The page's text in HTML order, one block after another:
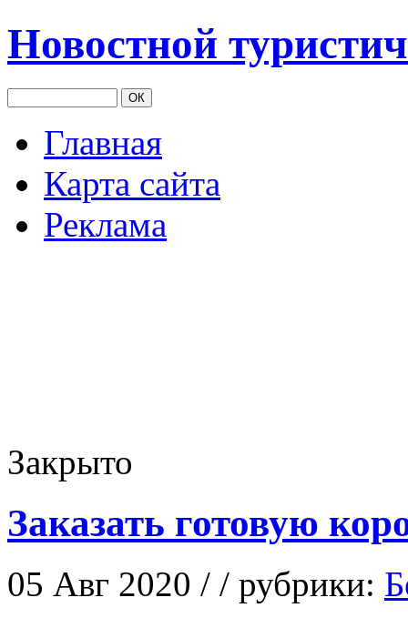
Новостной
Главная
Карта сайта
Реклама
Закрыто
Заказать готовую
05 Авг 2020 / / рубрики: